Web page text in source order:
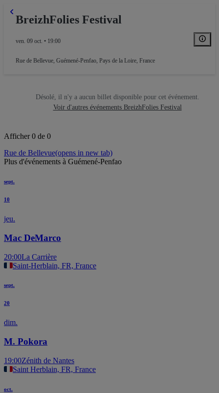
BreizhFolies Festival
ven. 09 oct. • 19:00
Rue de Bellevue, Guémené-Penfao, Pays de la Loire, France
Désolé, il n'y a aucun billet disponible pour cet événement.
Voir d'autres événements BreizhFolies Festival
Afficher 0 de 0
Rue de Bellevue(opens in new tab)
Plus d'événements à Guémené-Penfao
sept.
10
jeu.
Mac DeMarco
20:00La Carrière
Saint-Herblain, FR, France
sept.
20
dim.
M. Pokora
19:00Zénith de Nantes
Saint Herblain, FR, France
oct.